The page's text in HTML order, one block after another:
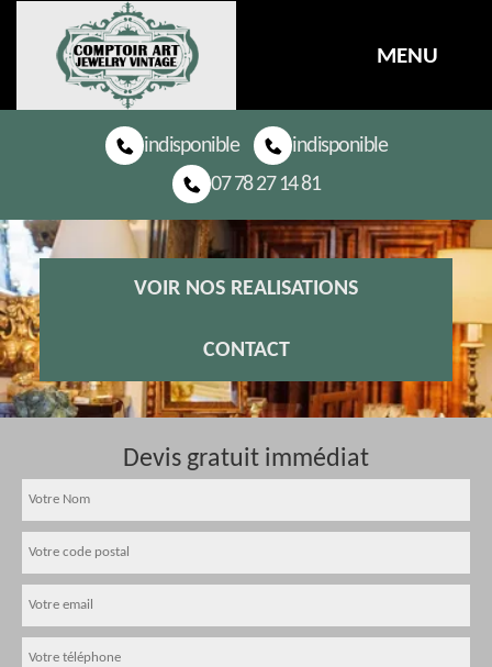
MENU
indisponible
indisponible
07 78 27 14 81
VOIR NOS REALISATIONS
CONTACT
Devis gratuit immédiat